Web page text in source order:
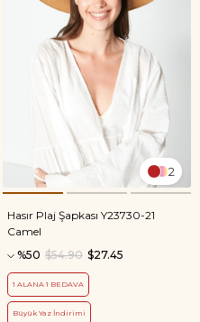
2
Hasır Plaj Şapkası Y23730-21
Camel
%50
$27.45
$54.90
1 ALANA 1 BEDAVA
Büyük Yaz İndirimi